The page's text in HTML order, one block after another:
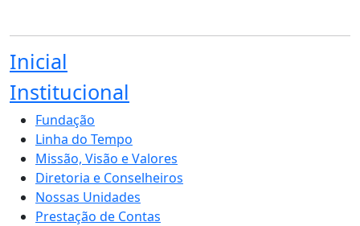
Inicial
Institucional
Fundação
Linha do Tempo
Missão, Visão e Valores
Diretoria e Conselheiros
Nossas Unidades
Prestação de Contas